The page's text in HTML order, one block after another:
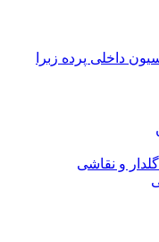
و نقاشی